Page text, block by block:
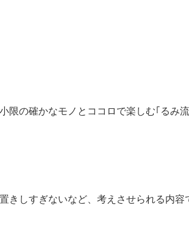
限の確かなモノとココロで楽しむ｢るみ
きしすぎないなど、考えさせられる内